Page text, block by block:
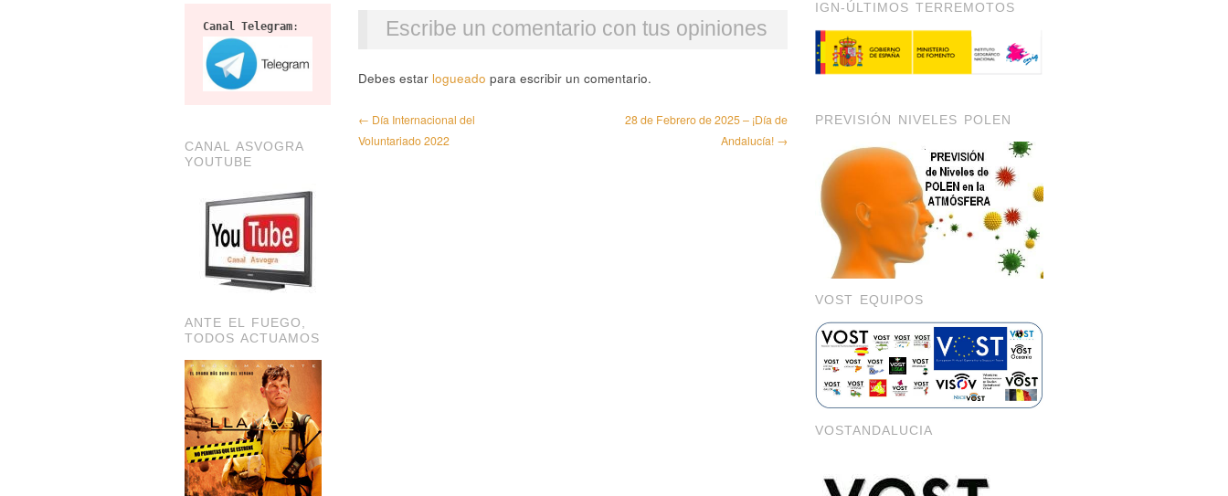
Canal Telegram:
CANAL ASVOGRA
YOUTUBE
ANTE EL FUEGO,
TODOS ACTUAMOS
Escribe un comentario con tus opiniones
Debes estar logueado para escribir un comentario.
← Día Internacional del
Voluntariado 2022
28 de Febrero de 2025 – ¡Día de
Andalucía! →
IGN-ÚLTIMOS TERREMOTOS
PREVISIÓN NIVELES POLEN
VOST EQUIPOS
VOSTANDALUCIA